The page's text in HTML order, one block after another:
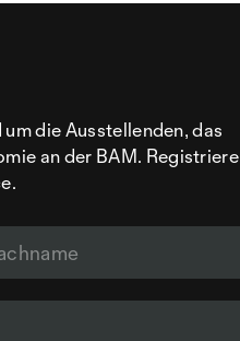
die Ausstellenden, das
an der BAM. Registriere